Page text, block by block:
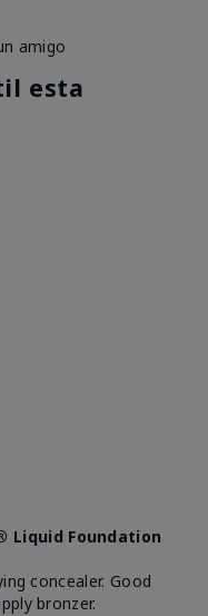
amigo
esta
Liquid Foundation
concealer. Good
bronzer.